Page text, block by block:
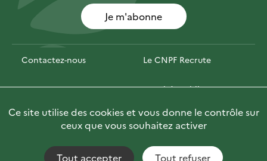
Je m'abonne
Contactez-nous Le CNPF Recrute
Espace presse Marchés publics
PhotoFor Briefly in English
Ce site utilise des cookies et vous donne le contrôle sur
ceux que vous souhaitez activer
Tout accepter Tout refuser